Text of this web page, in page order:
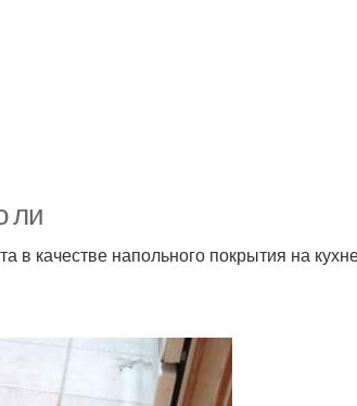
ли
в качестве напольного покрытия на